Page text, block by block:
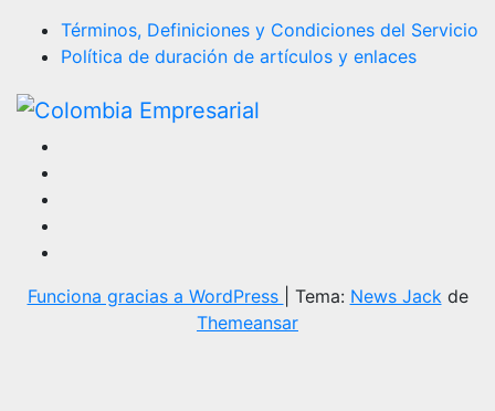
Términos, Definiciones y Condiciones del Servicio
Política de duración de artículos y enlaces
Funciona gracias a WordPress Tema: News Jackde
Themeansar